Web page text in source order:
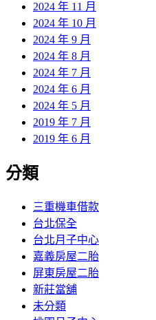
2024 年 11 月
2024 年 10 月
2024 年 9 月
2024 年 8 月
2024 年 7 月
2024 年 6 月
2024 年 5 月
2019 年 7 月
2019 年 6 月
分類
三重機車借款
台北保全
台北月子中心
嘉義房屋二胎
屏東房屋二胎
新莊當舖
未分類